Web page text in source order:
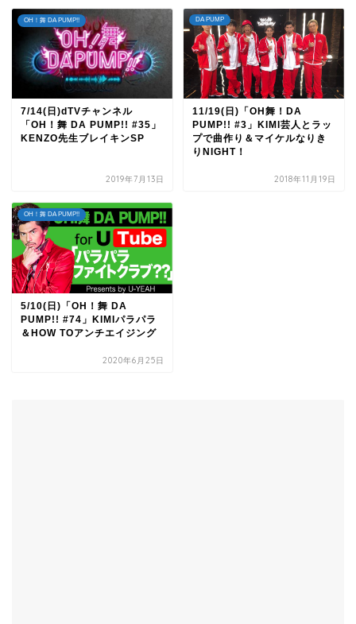
OH！舞 DA PUMP!!
7/14(日)dTVチャンネル
「OH！舞 DA PUMP!! #35」
KENZO先生ブレイキンSP
2019年7月13日
DA PUMP
11/19(日)「OH舞！DA
PUMP!! #3」KIMI芸人とラッ
プで曲作り＆マイケルなりき
りNIGHT！
2018年11月19日
OH！舞 DA PUMP!!
5/10(日)「OH！舞 DA
PUMP!! #74」KIMIパラパラ
＆HOW TOアンチエイジング
2020年6月25日